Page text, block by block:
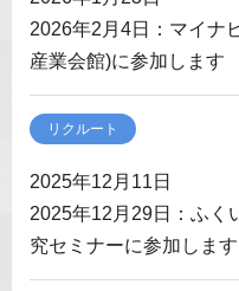
2026年2月4日：マイナ
産業会館)に参加します
リクルート
2025年12月11日
2025年12月29日：ふく
究セミナーに参加します